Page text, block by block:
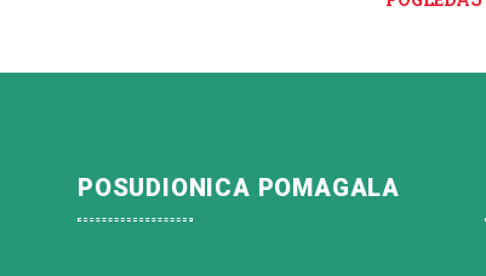
POSUDIONICA POMAGALA